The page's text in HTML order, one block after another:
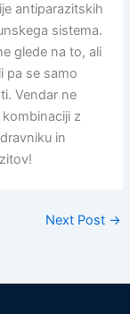
antiparazitskih
sistema.
glede na to, ali
pa se samo
Vendar ne
z
in
Next Post →